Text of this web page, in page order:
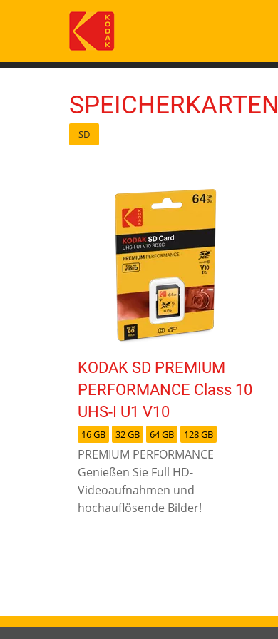
content
SPEICHERKARTEN
SD
KODAK SD PREMIUM
PERFORMANCE Class 10
UHS-I U1 V10
16 GB 32 GB 64 GB 128 GB
PREMIUM PERFORMANCE
Genießen Sie Full HD-
Videoaufnahmen und
hochauflösende Bilder!